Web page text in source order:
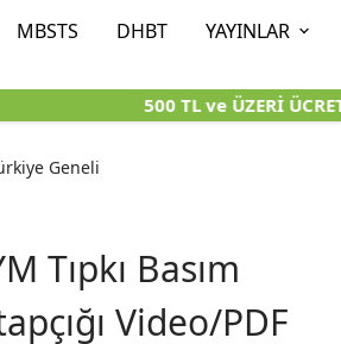
AYT
KARA KUTU KİTAPLARI
ÖABT
ÖZGÜN ÜRÜNLER
(İOKBS)
KUTU KİTAPLARI
MBSTS DHBT YAYINLAR
500 TL ve ÜZERİ
Geneli
Tıpkı Basım
Video/PDF